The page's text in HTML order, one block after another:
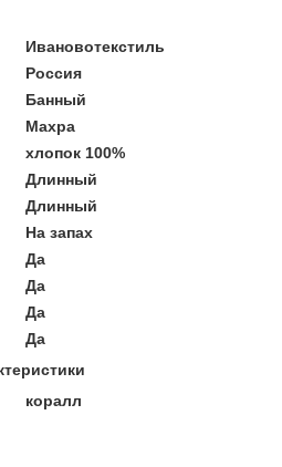
Ивановотекстиль
Россия
Банный
Махра
хлопок 100%
Длинный
Длинный
На запах
Да
Да
Да
Да
коралл